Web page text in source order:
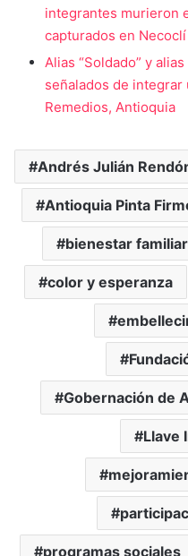
integrantes murieron
capturados en Necoclí
Alias “Soldado” y
señalados de
Remedios, Antioquia
Andrés Julián
Antioquia Pinta
bienestar familiar
color y esperanza
Gobernación de
Llave
programas sociales